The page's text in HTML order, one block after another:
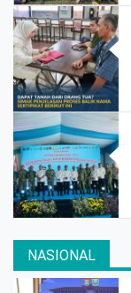
NASIONAL